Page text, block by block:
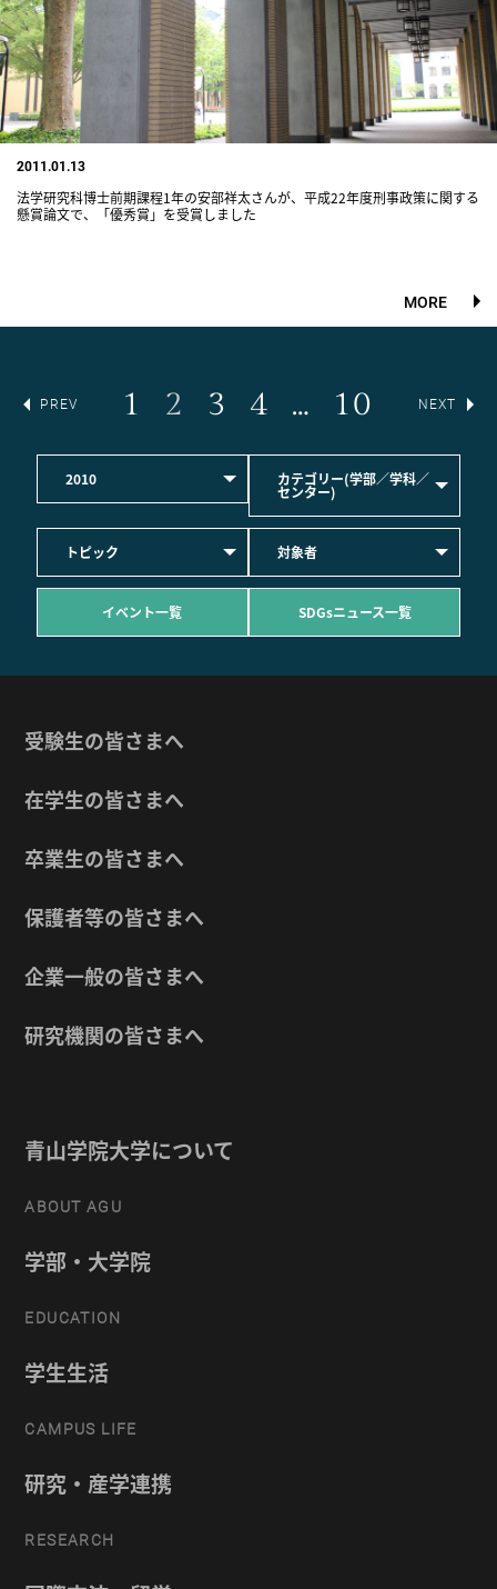
2011.01.13
法学研究科博士前期課程1年の安部祥太さんが、平成22年度刑事政策に関する
懸賞論文で、「優秀賞」を受賞しました
MORE
PREV 1 2 3 4 … 10 NEXT
2010 カテゴリー(学部／学科／
センター)
トピック 対象者
イベント一覧 SDGsニュース一覧
受験生の皆さまへ
在学生の皆さまへ
卒業生の皆さまへ
保護者等の皆さまへ
企業一般の皆さまへ
研究機関の皆さまへ
青山学院大学について
ABOUT AGU
学部・大学院
EDUCATION
学生生活
CAMPUS LIFE
研究・産学連携
RESEARCH